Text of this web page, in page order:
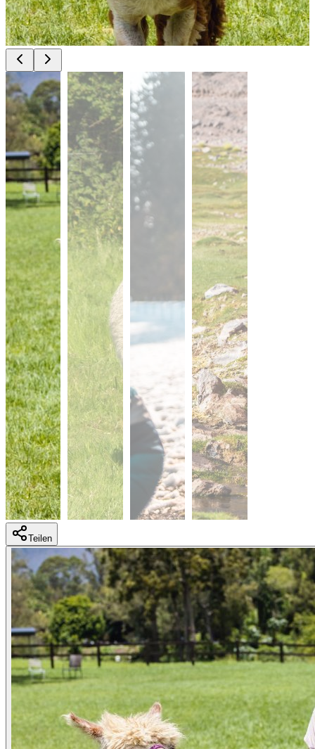
Teilen